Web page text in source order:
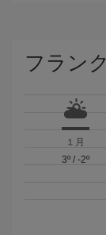
フラン
１月
3º/ -2º